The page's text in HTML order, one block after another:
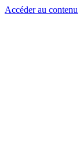
Accéder au contenu